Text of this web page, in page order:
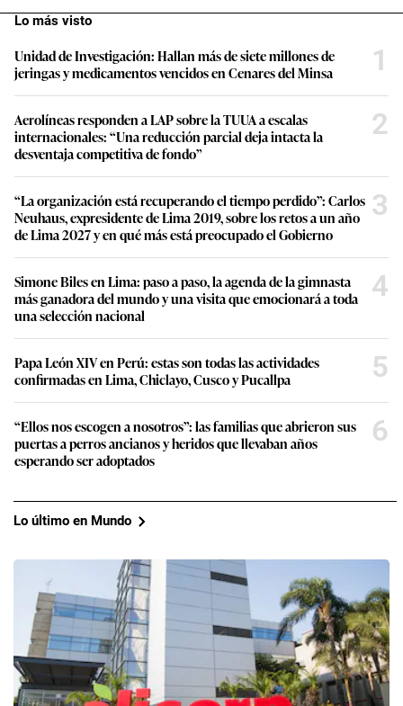
Lo más visto
Unidad de Investigación: Hallan más de siete millones de
jeringas y medicamentos vencidos en Cenares del Minsa
1
Aerolíneas responden a LAP sobre la TUUA a escalas
internacionales: “Una reducción parcial deja intacta la
desventaja competitiva de fondo”
2
“La organización está recuperando el tiempo perdido”: Carlos
Neuhaus, expresidente de Lima 2019, sobre los retos a un año
de Lima 2027 y en qué más está preocupado el Gobierno
3
Simone Biles en Lima: paso a paso, la agenda de la gimnasta
más ganadora del mundo y una visita que emocionará a toda
una selección nacional
4
Papa León XIV en Perú: estas son todas las actividades
confirmadas en Lima, Chiclayo, Cusco y Pucallpa
5
“Ellos nos escogen a nosotros”: las familias que abrieron sus
puertas a perros ancianos y heridos que llevaban años
esperando ser adoptados
6
Lo último en Mundo